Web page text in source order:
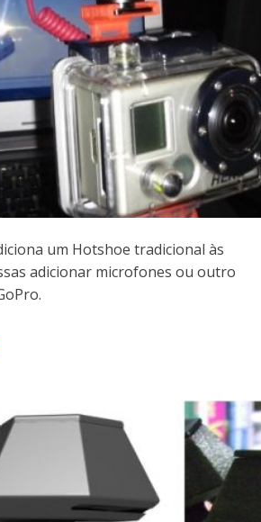
um Hotshoe tradicional às
adicionar microfones ou outro